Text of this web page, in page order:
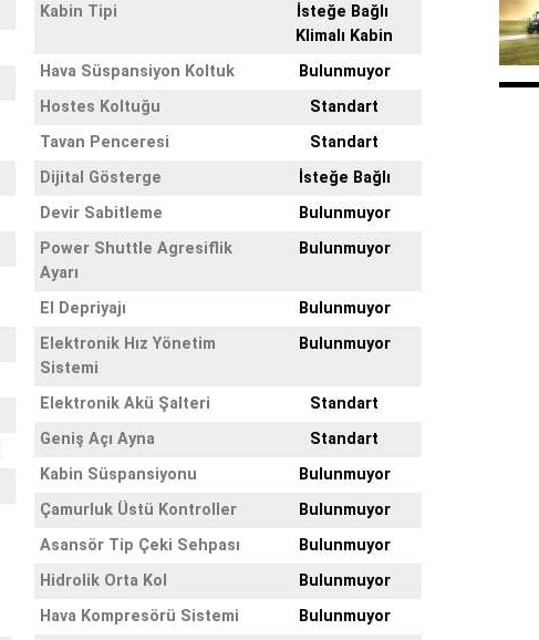
Kabin Tipi
İsteğe Bağlı
Klimalı Kabin
Hava Süspansiyon Koltuk
Bulunmuyor
Hostes Koltuğu
Standart
Tavan Penceresi
Standart
Dijital Gösterge
İsteğe Bağlı
Devir Sabitleme
Bulunmuyor
Power Shuttle Agresiflik
Ayarı
Bulunmuyor
El Depriyajı
Bulunmuyor
Elektronik Hız Yönetim
Sistemi
Bulunmuyor
Elektronik Akü Şalteri
Standart
Geniş Açı Ayna
Standart
Kabin Süspansiyonu
Bulunmuyor
Çamurluk Üstü Kontroller
Bulunmuyor
Asansör Tip Çeki Sehpası
Bulunmuyor
Hidrolik Orta Kol
Bulunmuyor
Hava Kompresörü Sistemi
Bulunmuyor